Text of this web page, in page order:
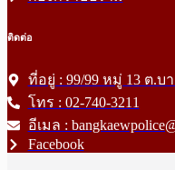
ติดต่อ
ที่อยู่ : 99/99 หมู่ 13 ต.บ
โทร : 02-740-3211
อีเมล :
Facebook